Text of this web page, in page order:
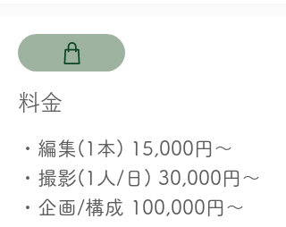
​料金
・編集(1本) 15,000円〜
・撮影(1人/日) 30,000円〜
・企画/構成 100,000円〜